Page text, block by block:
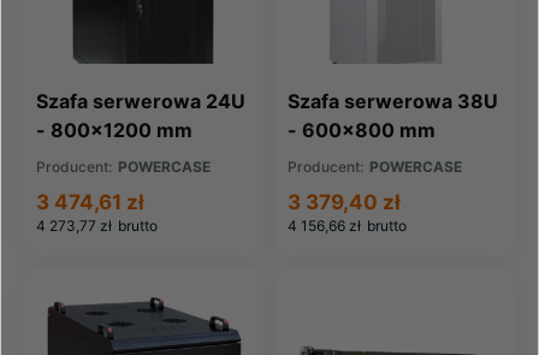
Szafa serwerowa 24U
- 800x1200 mm
Producent: POWERCASE
4 273,77 zł brutto
3 474,61 zł
Szafa serwerowa 38U
- 600x800 mm
Producent: POWERCASE
4 156,66 zł brutto
3 379,40 zł